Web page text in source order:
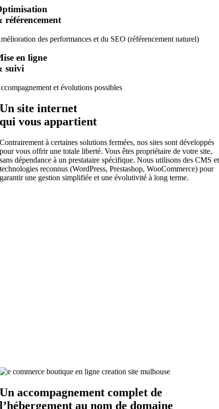
référencement
des performances et du SEO (référencement naturel)
en ligne
suivi
et évolutions possibles
Un site internet
qui vousappartient
Contrairement à certaines solutions fermées, nos sites sont développés
pour vous offrir une totale liberté. Vous êtes propriétaire de votre site,
sans dépendance à un prestataire spécifique. Nous utilisons des CMS et
technologies reconnus (WordPress, Prestashop, WooCommerce) pour
garantir une gestion simplifiée et une évolutivité à long terme.
Un accompagnement complet de
l’hébergement au nom de domaine